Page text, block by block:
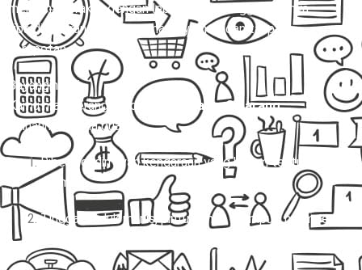
menikmati waktu dengan lebih santai. Hingga akhirnya
tiba di Cikarang dengan aman, nyaman, dan tanpa
kerepotan.
Bayangin gini:
Kamu mau berangkat dari
Salatiga ke Cikarang.
Pilihannya cuma dua:
Ribet sendiri nyari kendaraan yang belum tentu
nyaman.
Tinggal duduk manis, pintu rumah dijemput, nyampe